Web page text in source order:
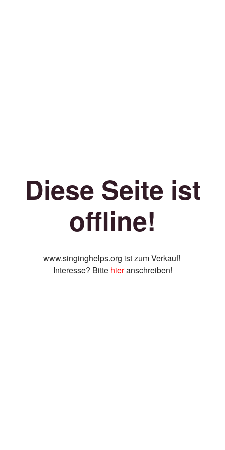
Diese Seite ist
offline!
www.singinghelps.org ist zum Verkauf!
Interesse? Bitte hieranschreiben!